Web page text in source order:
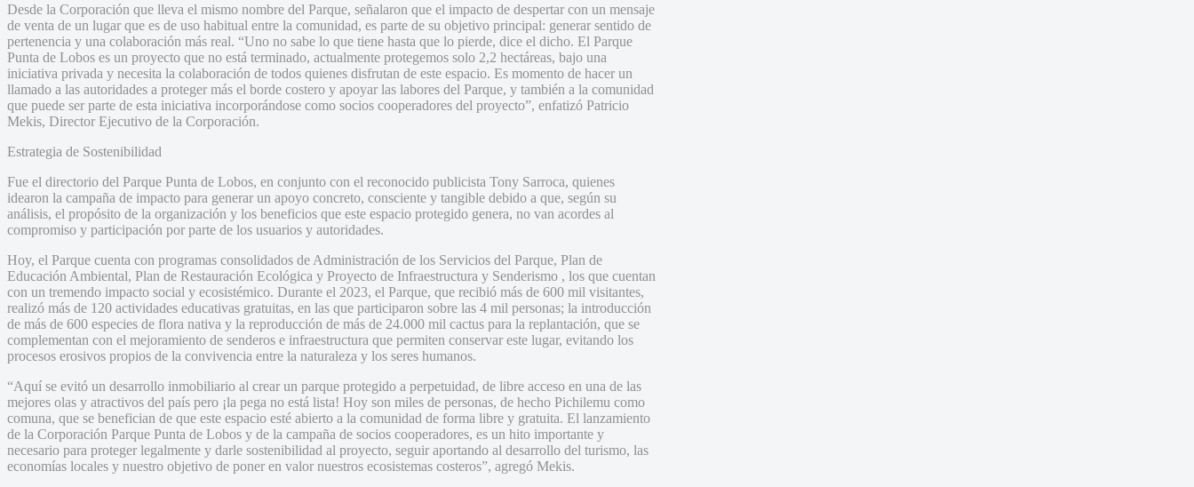
Desde la Corporación que lleva el mismo nombre del Parque, señalaron que el impacto de despertar con un mensaje
de venta de un lugar que es de uso habitual entre la comunidad, es parte de su objetivo principal: generar sentido de
pertenencia y una colaboración más real. “Uno no sabe lo que tiene hasta que lo pierde, dice el dicho. El Parque
Punta de Lobos es un proyecto que no está terminado, actualmente protegemos solo 2,2 hectáreas, bajo una
iniciativa privada y necesita la colaboración de todos quienes disfrutan de este espacio. Es momento de hacer un
llamado a las autoridades a proteger más el borde costero y apoyar las labores del Parque, y también a la comunidad
que puede ser parte de esta iniciativa incorporándose como socios cooperadores del proyecto”, enfatizó Patricio
Mekis, Director Ejecutivo de la Corporación.
Estrategia de Sostenibilidad
Fue el directorio del Parque Punta de Lobos, en conjunto con el reconocido publicista Tony Sarroca, quienes
idearon la campaña de impacto para generar un apoyo concreto, consciente y tangible debido a que, según su
análisis, el propósito de la organización y los beneficios que este espacio protegido genera, no van acordes al
compromiso y participación por parte de los usuarios y autoridades.
Hoy, el Parque cuenta con programas consolidados de Administración de los Servicios del Parque, Plan de
Educación Ambiental, Plan de Restauración Ecológica y Proyecto de Infraestructura y Senderismo , los que cuentan
con un tremendo impacto social y ecosistémico. Durante el 2023, el Parque, que recibió más de 600 mil visitantes,
realizó más de 120 actividades educativas gratuitas, en las que participaron sobre las 4 mil personas; la introducción
de más de 600 especies de flora nativa y la reproducción de más de 24.000 mil cactus para la replantación, que se
complementan con el mejoramiento de senderos e infraestructura que permiten conservar este lugar, evitando los
procesos erosivos propios de la convivencia entre la naturaleza y los seres humanos.
“Aquí se evitó un desarrollo inmobiliario al crear un parque protegido a perpetuidad, de libre acceso en una de las
mejores olas y atractivos del país pero ¡la pega no está lista! Hoy son miles de personas, de hecho Pichilemu como
comuna, que se benefician de que este espacio esté abierto a la comunidad de forma libre y gratuita. El lanzamiento
de la Corporación Parque Punta de Lobos y de la campaña de socios cooperadores, es un hito importante y
necesario para proteger legalmente y darle sostenibilidad al proyecto, seguir aportando al desarrollo del turismo, las
economías locales y nuestro objetivo de poner en valor nuestros ecosistemas costeros”, agregó Mekis.